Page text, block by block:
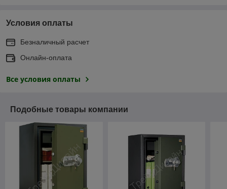
Условия оплаты
Безналичный расчет
Онлайн-оплата
Все условия оплаты
Подобные товары компании